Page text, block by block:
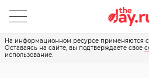
На информационном ресурсе применяются
Оставаясь на сайте, вы подтверждаете свое
использование.